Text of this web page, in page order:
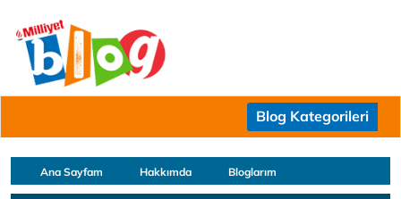
Blog Kategorileri
Ana Sayfam Hakkımda Bloglarım